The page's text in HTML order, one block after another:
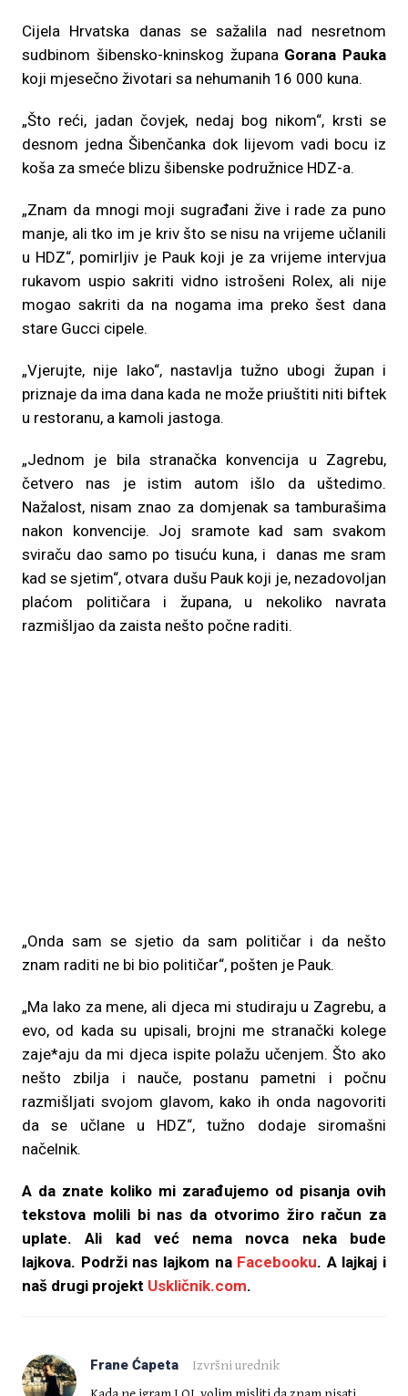
Cijela Hrvatska danas se sažalila nad nesretnom
sudbinom šibensko-kninskog županaGorana Pauka
koji mjesečno životari sa nehumanih 16 000 kuna.
„Što reći, jadan čovjek, nedaj bog nikom“, krsti se
desnom jedna Šibenčanka dok lijevom vadi bocu iz
koša za smeće blizu šibenske podružnice HDZ-a.
„Znam da mnogi moji sugrađani žive i rade za puno
manje, ali tko im je kriv što se nisu na vrijeme učlanili
u HDZ“, pomirljiv je Pauk koji je za vrijeme intervjua
rukavom uspio sakriti vidno istrošeni Rolex, ali nije
mogao sakriti da na nogama ima preko šest dana
stare Gucci cipele.
„Vjerujte, nije lako“, nastavlja tužno ubogi župan i
priznaje da ima dana kada ne može priuštiti niti biftek
u restoranu, a kamoli jastoga.
„Jednom je bila stranačka konvencija u Zagrebu,
četvero nas je istim autom išlo da uštedimo.
Nažalost, nisam znao za domjenak sa tamburašima
nakon konvencije. Joj sramote kad sam svakom
sviraču dao samo po tisuću kuna, i danas me sram
kad se sjetim“, otvara dušu Pauk koji je, nezadovoljan
plaćom političara i župana, u nekoliko navrata
razmišljao da zaista nešto počne raditi.
„Onda sam se sjetio da sam političar i da nešto
znam raditi ne bi bio političar“, pošten je Pauk.
„Ma lako za mene, ali djeca mi studiraju u Zagrebu, a
evo, od kada su upisali, brojni me stranački kolege
zaje*aju da mi djeca ispite polažu učenjem. Što ako
nešto zbilja i nauče, postanu pametni i počnu
razmišljati svojom glavom, kako ih onda nagovoriti
da se učlane u HDZ“, tužno dodaje siromašni
načelnik.
A da znate koliko mi zarađujemo od pisanja ovih
tekstova molili bi nas da otvorimo žiro račun za
uplate. Ali kad već nema novca neka bude
lajkova. Podrži nas lajkom na Facebooku. A lajkaj i
naš drugi projekt Uskličnik.com.
Frane Ćapeta
Izvršni urednik